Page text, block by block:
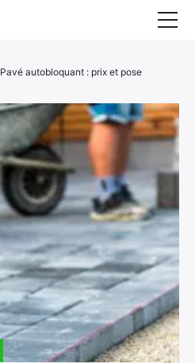
Pavé autobloquant : prix et pose